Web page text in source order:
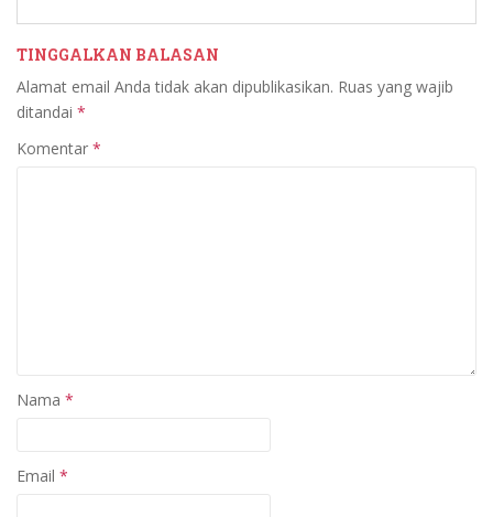
TINGGALKAN BALASAN
Alamat email Anda tidak akan dipublikasikan. Ruas yang wajib
ditandai *
Komentar *
Nama *
Email *